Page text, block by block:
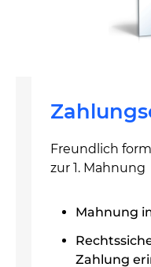
Freundlich
zur 1. Mahnung
Mahnung
Zahlung